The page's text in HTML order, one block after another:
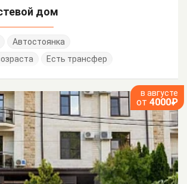
дом
Автостоянка
Есть трансфер
в августе
от 4000₽